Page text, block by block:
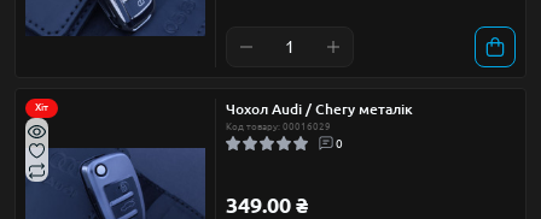
Хіт Чохол Audi / Chery металік
Код товару: 00016029
0
349.00 ₴